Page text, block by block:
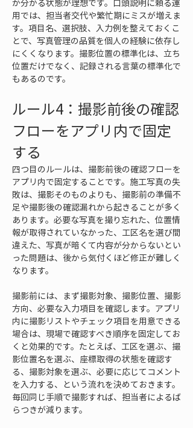
か分かる状態が理想です。口頭説明に頼る運
用では、担当者交代や繁忙期にミスが増えま
す。項目名、選択肢、入力例を整えておくこ
とで、写真管理の品質を個人の経験に依存し
にくくなります。撮影位置の標準化は、立ち
位置だけでなく、記録される言葉の標準化で
もあるのです。
ルール4：撮影前後の確認
フローをアプリ内で固定
する
四つ目のルールは、撮影前後の確認フローを
アプリ内で固定することです。施工写真の失
敗は、撮影そのものよりも、撮影前の準備不
足や撮影後の確認漏れから起きることが多く
あります。必要な写真を撮り忘れた、位置情
報が取得されていなかった、工区名を選び間
違えた、写真が暗くて内容が分からないとい
った問題は、後から気付くほど修正が難しく
なります。
撮影前には、まず撮影対象、撮影位置、撮影
方向、必要な入力項目を確認します。アプリ
内に撮影リストやチェック項目を用意できる
場合は、現場で確認すべき順序を固定してお
くと効果的です。たとえば、工区を選ぶ、撮
影位置名を選ぶ、座標取得の状態を確認す
る、撮影対象を選ぶ、必要に応じてコメント
を入力する、という流れを決めておきます。
毎回同じ手順で撮影すれば、担当者によるば
らつきが減ります。